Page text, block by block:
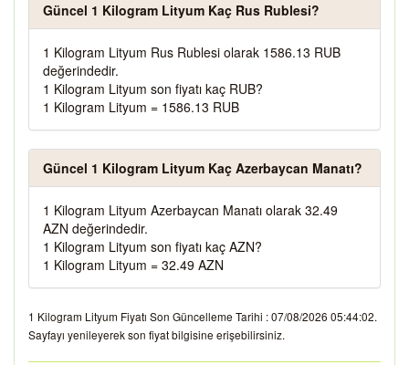
Güncel 1 Kilogram Lityum Kaç Rus Rublesi?
1 Kilogram Lityum Rus Rublesi olarak 1586.13 RUB
değerindedir.
1 Kilogram Lityum son fiyatı kaç RUB?
1 Kilogram Lityum = 1586.13 RUB
Güncel 1 Kilogram Lityum Kaç Azerbaycan Manatı?
1 Kilogram Lityum Azerbaycan Manatı olarak 32.49
AZN değerindedir.
1 Kilogram Lityum son fiyatı kaç AZN?
1 Kilogram Lityum = 32.49 AZN
1 Kilogram Lityum Fiyatı Son Güncelleme Tarihi : 07/08/2026 05:44:02.
Sayfayı yenileyerek son fiyat bilgisine erişebilirsiniz.